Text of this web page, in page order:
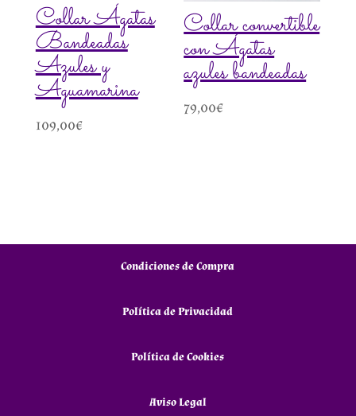
Collar Ágatas
Bandeadas
Azules y
Aguamarina
109,00€
Collar convertible
con Ágatas
azules bandeadas
79,00€
Condiciones de Compra
Política de Privacidad
Política de Cookies
Aviso Legal